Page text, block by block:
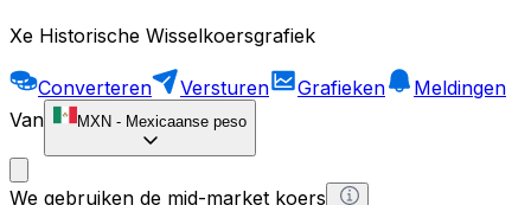
Xe Historische Wisselkoersgrafiek
Converteren Versturen Grafieken
Meldingen
Van
MXN - Mexicaanse peso
We gebruiken de mid-market koers